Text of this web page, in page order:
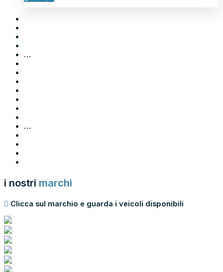
Scopri di più
…
…
i nostri marchi
Clicca sul marchio e guarda i veicoli disponibili